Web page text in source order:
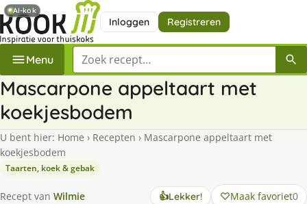
Inloggen Registreren
Menu Zoek een recept
Mascarpone appeltaart met
koekjesbodem
U bent hier: Home › Recepten › Mascarpone appeltaart met
koekjesbodem
Taarten, koek & gebak
Recept van Wilmie 👍Lekker! Maak favoriet0
AI-kok